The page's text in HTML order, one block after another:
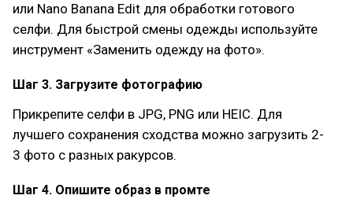
или Nano Banana Edit для обработки готового
селфи. Для быстрой смены одежды используйте
инструмент «Заменить одежду на фото».
Шаг 3. Загрузите фотографию
Прикрепите селфи в JPG, PNG или HEIC. Для
лучшего сохранения сходства можно загрузить 2-
3 фото с разных ракурсов.
Шаг 4. Опишите образ в промте